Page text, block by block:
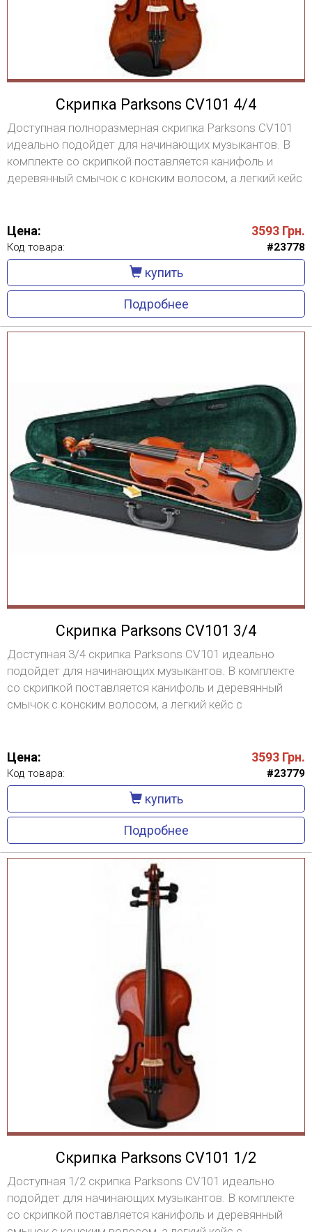
Скрипка Parksons CV101 4/4
Доступная полноразмерная скрипка Parksons CV101
идеально подойдет для начинающих музыкантов. В
комплекте со скрипкой поставляется канифоль и
деревянный смычок с конским волосом, а легкий кейс
Цена: 3593 Грн.
Код товара: #23778
купить
Подробнее
Скрипка Parksons CV101 3/4
Доступная 3/4 скрипка Parksons CV101 идеально
подойдет для начинающих музыкантов. В комплекте
со скрипкой поставляется канифоль и деревянный
смычок с конским волосом, а легкий кейс с
Цена: 3593 Грн.
Код товара: #23779
купить
Подробнее
Скрипка Parksons CV101 1/2
Доступная 1/2 скрипка Parksons CV101 идеально
подойдет для начинающих музыкантов. В комплекте
со скрипкой поставляется канифоль и деревянный